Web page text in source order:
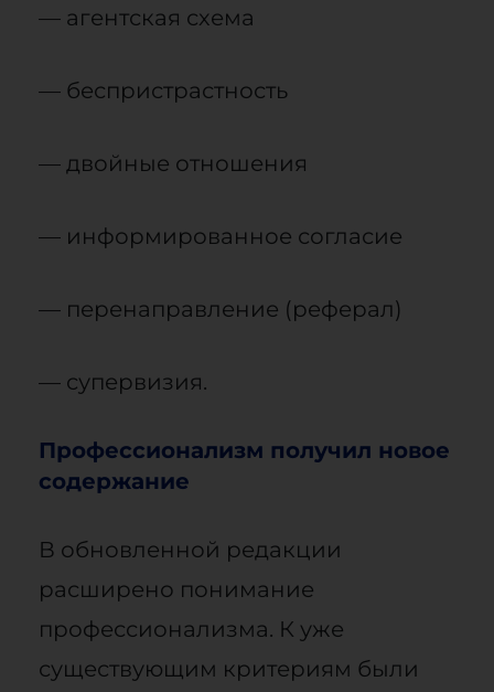
— агентская схема
— беспристрастность
— двойные отношения
— информированное согласие
— перенаправление (реферал)
— супервизия.
Профессионализм получил новое
содержание
В обновленной редакции
расширено понимание
профессионализма. К уже
существующим критериям были